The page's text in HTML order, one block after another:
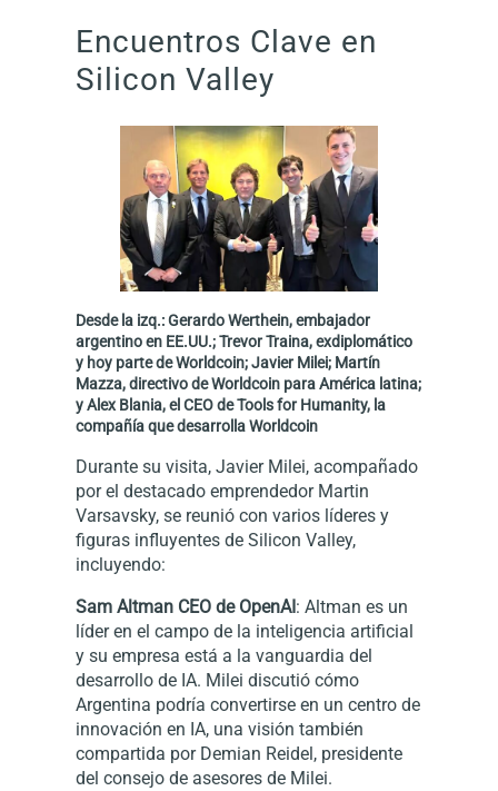
Encuentros Clave en
Silicon Valley
Desde la izq.: Gerardo Werthein, embajador
argentino en EE.UU.; Trevor Traina, exdiplomático
y hoy parte de Worldcoin; Javier Milei; Martín
Mazza, directivo de Worldcoin para América latina;
y Alex Blania, el CEO de Tools for Humanity, la
compañía que desarrolla Worldcoin
Durante su visita, Javier Milei, acompañado
por el destacado emprendedor Martin
Varsavsky, se reunió con varios líderes y
figuras influyentes de Silicon Valley,
incluyendo:
Sam Altman CEO de OpenAI : Altman es un
líder en el campo de la inteligencia artificial
y su empresa está a la vanguardia del
desarrollo de IA. Milei discutió cómo
Argentina podría convertirse en un centro de
innovación en IA, una visión también
compartida por Demian Reidel, presidente
del consejo de asesores de Milei.